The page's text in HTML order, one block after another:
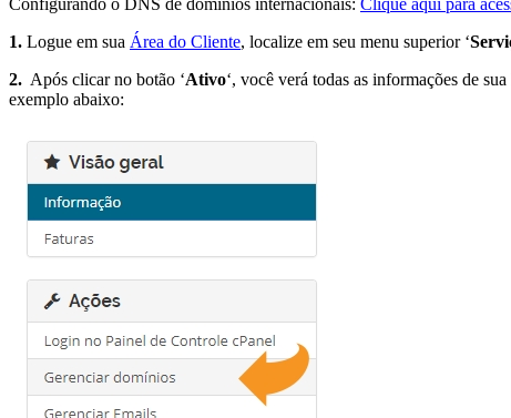
1. Logue em sua Área do Cliente, localize em seu menu superior ‘
2. Após clicar no botão ‘Ativo‘, você verá todas as informações de
exemplo abaixo: